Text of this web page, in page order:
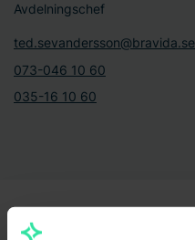
Avdelningschef
ted.sevandersson@bravida.se
073-046 10 60
035-16 10 60
VS - SERVICE